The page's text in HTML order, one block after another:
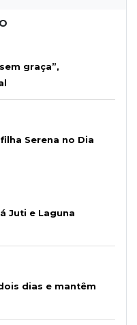
graça”,
Serena no Dia
Juti e Laguna
dias e mantêm